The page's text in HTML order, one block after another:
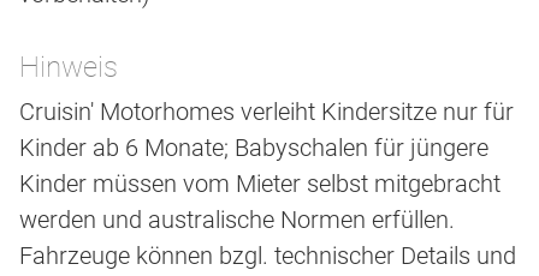
Hinweis
Cruisin' Motorhomes verleiht Kindersitze nur für
Kinder ab 6 Monate; Babyschalen für jüngere
Kinder müssen vom Mieter selbst mitgebracht
werden und australische Normen erfüllen.
Fahrzeuge können bzgl. technischer Details und